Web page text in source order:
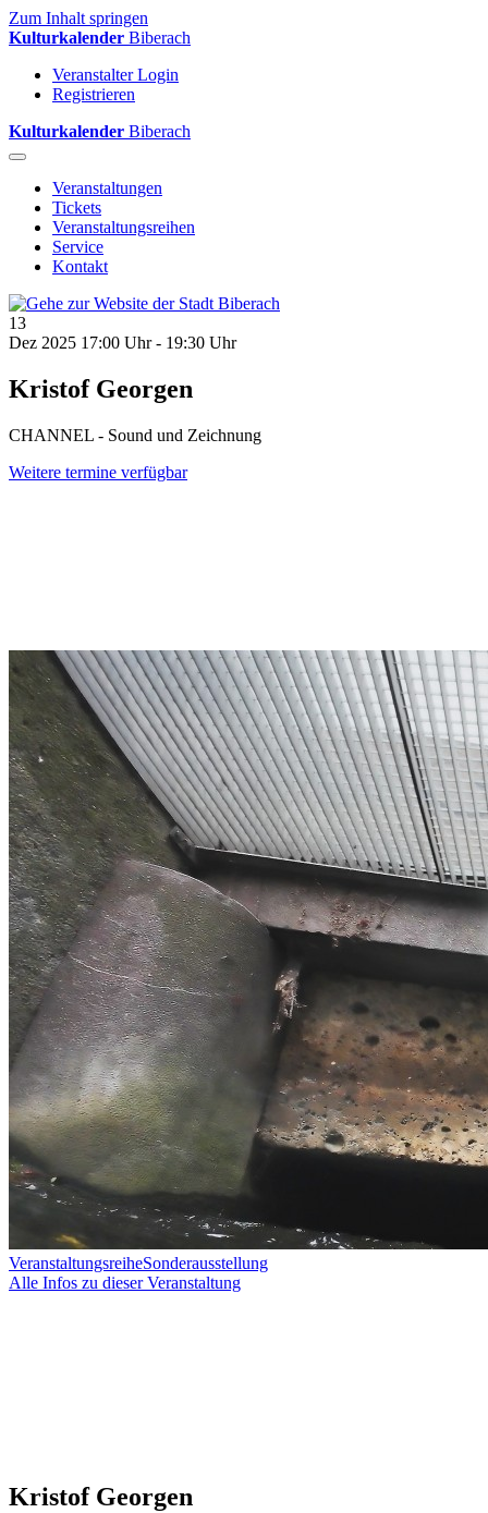
Zum Inhalt springen
Kulturkalender Biberach
Veranstalter Login
Registrieren
Kulturkalender Biberach
Veranstaltungen
Tickets
Veranstaltungsreihen
Service
Kontakt
13
Dez 2025 17:00 Uhr - 19:30 Uhr
Kristof Georgen
CHANNEL - Sound und Zeichnung
Weitere termine verfügbar
VeranstaltungsreiheSonderausstellung
Alle Infos zu dieser Veranstaltung
Kristof Georgen